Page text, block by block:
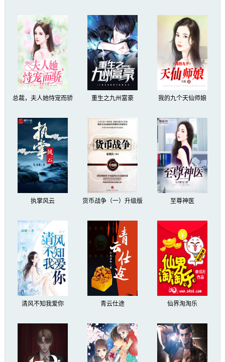
总裁，夫人她恃宠而骄 重生之九州富豪 我的九个天仙师娘
执掌风云 货币战争（一）升级版 至尊神医
清风不知我爱你 青云仕途 仙界淘淘乐